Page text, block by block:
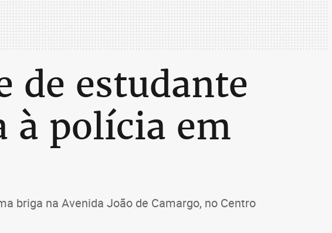
de estudante
à polícia em
briga na Avenida João de Camargo, no Centro